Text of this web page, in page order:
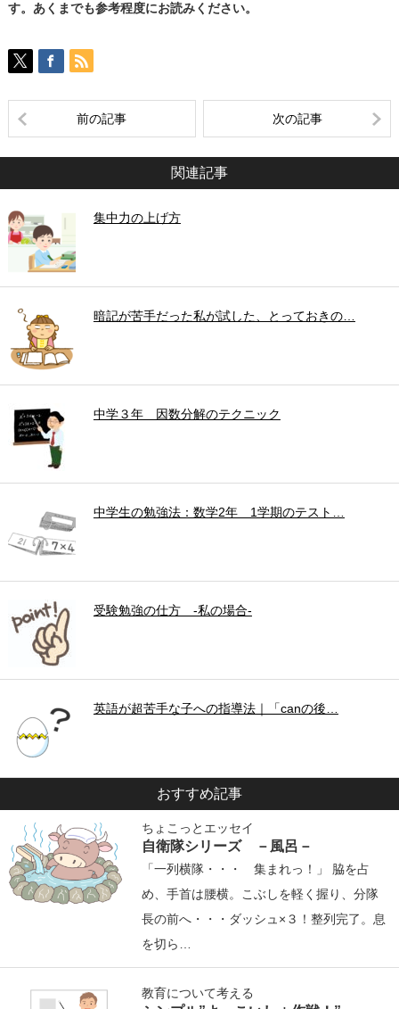
す。あくまでも参考程度にお読みください。
前の記事 次の記事
関連記事
集中力の上げ方
暗記が苦手だった私が試した、とっておきの…
中学３年 因数分解のテクニック
中学生の勉強法：数学2年 1学期のテスト…
受験勉強の仕方 -私の場合-
英語が超苦手な子への指導法｜「canの後…
おすすめ記事
ちょこっとエッセイ
自衛隊シリーズ －風呂－
「一列横隊・・・ 集まれっ！」 脇を占
め、手首は腰横。こぶしを軽く握り、分隊
長の前へ・・・ダッシュ×３！整列完了。息
を切ら…
教育について考える